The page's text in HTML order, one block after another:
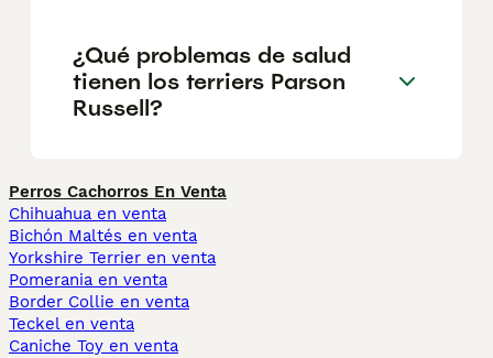
¿Qué problemas de salud
tienen los terriers Parson
Russell?
Perros Cachorros En Venta
Chihuahua en venta
Bichón Maltés en venta
Yorkshire Terrier en venta
Pomerania en venta
Border Collie en venta
Teckel en venta
Caniche Toy en venta